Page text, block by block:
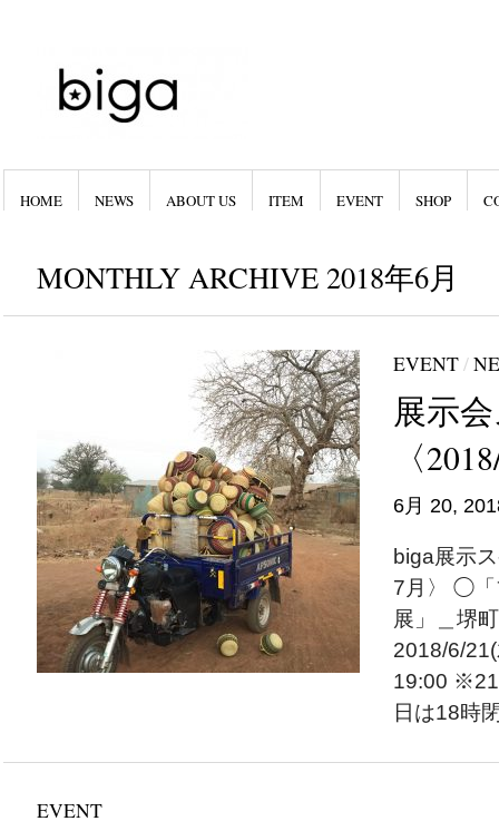
HOME NEWS ABOUT US ITEM EVENT SHOP
MONTHLY ARCHIVE 2018年6月
EVENT/
展示
〈
6月 20,
biga展示
7月〉 ◯「
展」＿堺
2018/6/
19:00 ※21
日は18時
EVENT